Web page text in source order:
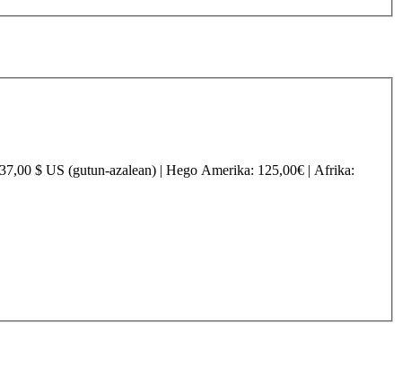
$ US (gutun-azalean) | Hego Amerika: 125,00€ | Afrika: